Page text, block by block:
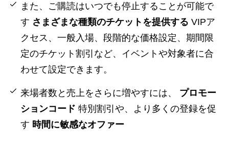
また、ご購読はいつでも停止することが可能で
す さまざまな種類のチケットを提供する VIPア
クセス、一般入場、段階的な価格設定、期間限
定のチケット割引など、イベントや対象者に合
わせて設定できます。
来場者数と売上をさらに増やすには、 プロモー
ションコード 特別割引や、より多くの登録を促
す 時間に敏感なオファー